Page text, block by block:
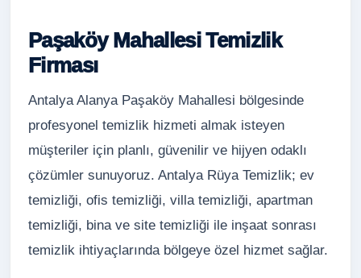
Paşaköy Mahallesi Temizlik
Firması
Antalya Alanya Paşaköy Mahallesi bölgesinde
profesyonel temizlik hizmeti almak isteyen
müşteriler için planlı, güvenilir ve hijyen odaklı
çözümler sunuyoruz. Antalya Rüya Temizlik; ev
temizliği, ofis temizliği, villa temizliği, apartman
temizliği, bina ve site temizliği ile inşaat sonrası
temizlik ihtiyaçlarında bölgeye özel hizmet sağlar.